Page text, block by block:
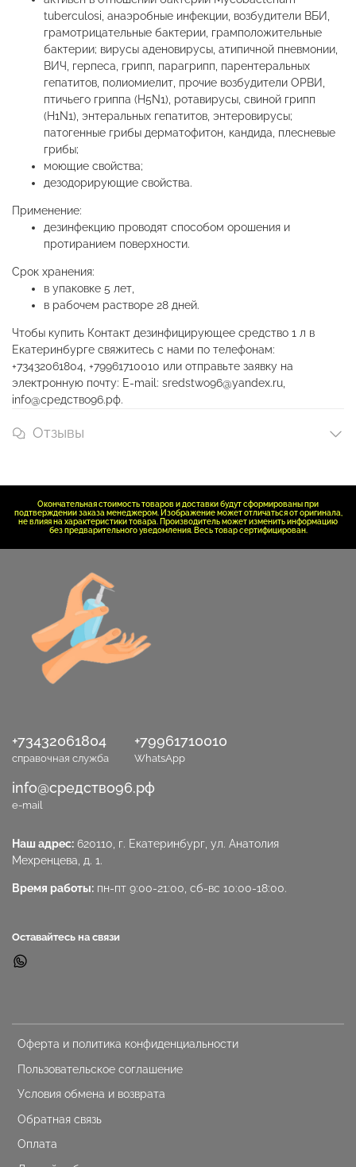
tuberculosi, анаэробныe инфекции, возбудители ВБИ,
грамотрицательные бактерии, грамположительные
бактерии; вирусы аденовирусы, атипичной пневмонии,
ВИЧ, герпеса, грипп, парагрипп, парентеральных
гепатитов, полиомиелит, прочие возбудители ОРВИ,
птичьего гриппа (H5N1), ротавирусы, свиной грипп
(H1N1), энтеральных гепатитов, энтеровирусы;
патогенные грибы дерматофитон, кандида, плесневые
грибы;
моющие свойства;
дезодорирующие свойства.
Применение:
дезинфекцию проводят способом орошения и
протиранием поверхности.
Срок хранения:
в упаковке 5 лет,
в рабочем растворе 28 дней.
Чтобы купить Контакт дезинфицирующее средство 1 л в
Екатеринбурге свяжитесь с нами по телефонам:
+73432061804, +79961710010 или отправьте заявку на
электронную почту: E-mail: sredstwo96@yandex.ru,
info@средство96.рф.
Отзывы
Окончательная стоимость товаров и доставки будут сформированы при
подтверждении заказа менеджером. Изображение может отличаться от оригинала,
не влияя на характеристики товара. Производитель может изменить информацию
без предварительного уведомления. Весь товар сертифицирован.
Оферта и политика конфиденциальности
Пользовательское соглашение
Условия обмена и возврата
Обратная связь
Оплата
+73432061804
справочная служба
+79961710010
WhatsApp
info@средство96.рф
e-mail
Наш адрес: 620110, г. Екатеринбург, ул. Анатолия
Мехренцева, д. 1.
Время работы: пн-пт 9:00-21:00, сб-вс 10:00-18:00.
Оставайтесь на связи